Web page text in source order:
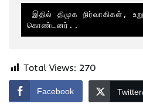
கொண்டனர்..
Total Views: 270
Facebook